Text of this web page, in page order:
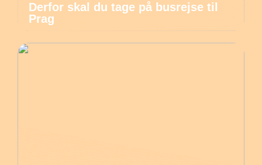
Derfor skal du tage på busrejse til
Prag